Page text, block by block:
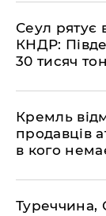
​Сеул рятує
КНДР:
30 тисяч
​Кремль
продавців
в кого
​Туреччина,